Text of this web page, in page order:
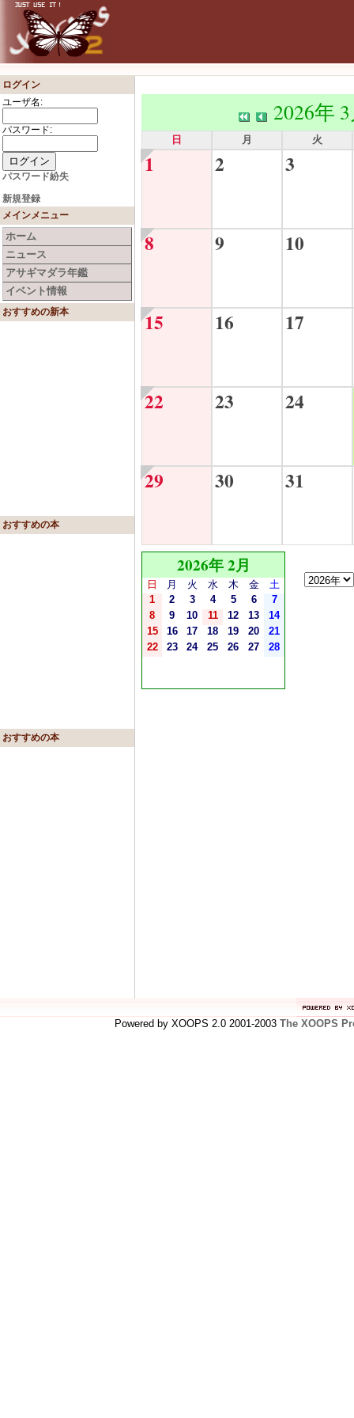
ログイン
ユーザ名:
パスワード:
パスワード紛失
新規登録
メインメニュー
ホーム
ニュース
アサギマダラ年鑑
イベント情報
おすすめの新本
おすすめの本
おすすめの本
2026年
日 月 火
1 2 3
8 9 10
15 16 17
22 23 24
29 30 31
2026年 2月
日 月 火 水 木 金
土
1
2 3 4 5 6
7
8
9 10 11 12 13
14
15
16 17 18 19 20
21
22
23 24 25 26 27 28
Powered by XOOPS 2.0 2001-2003 The XOOPS